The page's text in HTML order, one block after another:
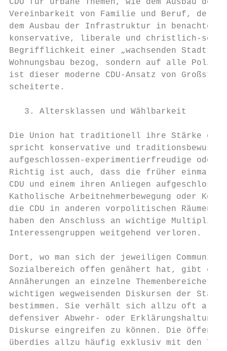
CDU für urbane Themen, wie dem Ausbau
Vereinbarkeit von Familie und Beruf, der
dem Ausbau der Infrastruktur in
konservative, liberale und christlich-
Begrifflichkeit einer „wachsenden
Wohnungsbau bezog, sondern auf alle
ist dieser moderne CDU-Ansatz von
scheiterte.
   3. Altersklassen und Wählbarkeit
Die Union hat traditionell ihre Stärke
spricht konservative und
aufgeschlossen-experimentierfreudige
Richtig ist auch, dass die früher einmal
CDU und einem ihren Anliegen
Katholische Arbeitnehmerbewegung oder
die CDU in anderen vorpolitischen Räumen
haben den Anschluss an wichtige
Interessengruppen weitgehend verloren.
Dort, wo man sich der jeweiligen
Sozialbereich offen genähert hat, gibt es
Annäherungen an einzelne Themenbereiche
wichtigen wegweisenden Diskursen der
bestimmen. Sie verhält sich allzu oft als
defensiver Abwehr- oder
Diskurse eingreifen zu können. Die
überdies allzu häufig exklusiv mit den